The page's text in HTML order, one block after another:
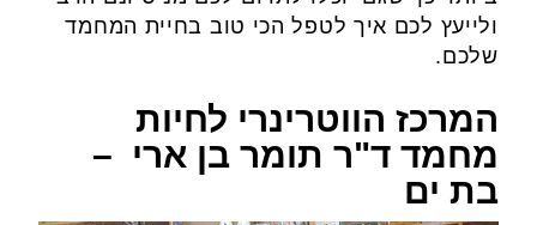
ולייעץ לכם איך לטפל הכי טוב בחיית המחמד
שלכם.
המרכז הווטרינרי לחיות
מחמד ד"ר תומר בן ארי –
בת ים